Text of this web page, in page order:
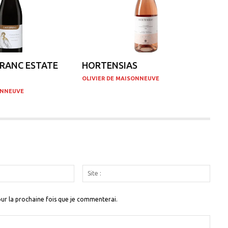
ESTATE HORTENSIAS
OLIVIER DE MAISONNEUVE
Email
:
:
la prochaine fois que je commenterai.